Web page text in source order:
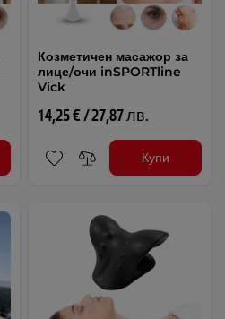
Козметичен масажор за
лице/очи inSPORTline
Vick
14,25 € / 27,87 лв.
Купи